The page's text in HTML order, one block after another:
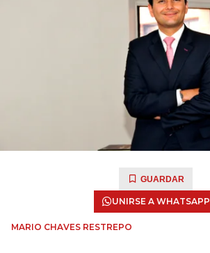
GUARDAR
UNIRSE A WHATSAPP
MARIO CHAVES RESTREPO